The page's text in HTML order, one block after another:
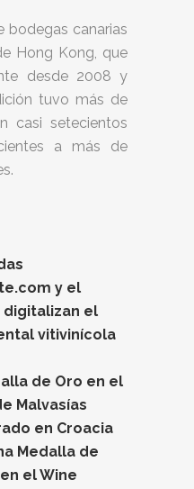
bodegas canarias
Hong Kong, que
desde 2008 y
tuvo más de
casi setecientos
a más de
y el
digitalizan el
vitivinícola
de Oro en el
Malvasías
en Croacia
Medalla de
el Wine